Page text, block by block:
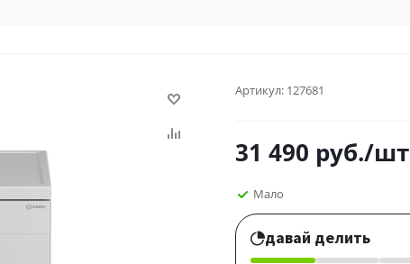
Артикул: 127681
31 490 руб./шт
Мало
давай делить